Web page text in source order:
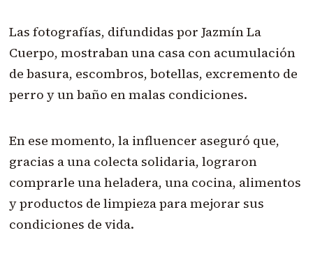
Las fotografías, difundidas por Jazmín La
Cuerpo, mostraban una casa con acumulación
de basura, escombros, botellas, excremento de
perro y un baño en malas condiciones.
En ese momento, la influencer aseguró que,
gracias a una colecta solidaria, lograron
comprarle una heladera, una cocina, alimentos
y productos de limpieza para mejorar sus
condiciones de vida.